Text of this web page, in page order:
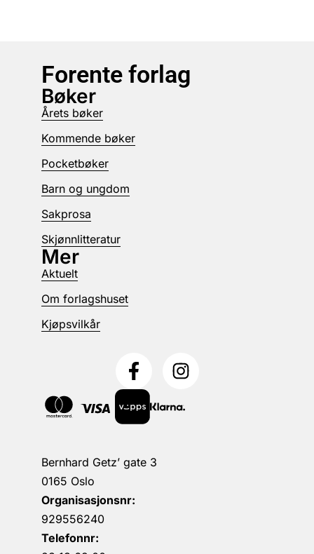
Forente forlag
Bernhard Getz’ gate 3
0165 Oslo
Organisasjonsnr:
929556240
Telefonnr:
Bøker
Årets bøker
Kommende bøker
Pocketbøker
Barn og ungdom
Sakprosa
Skjønnlitteratur
Mer
Aktuelt
Om forlagshuset
Kjøpsvilkår